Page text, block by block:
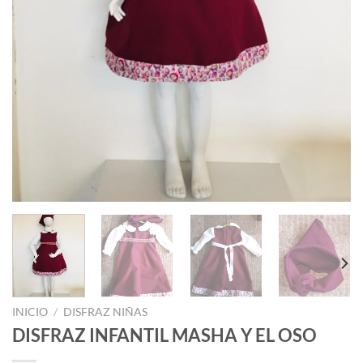
INICIO / DISFRAZ NIÑAS
DISFRAZ INFANTIL MASHA Y EL OSO